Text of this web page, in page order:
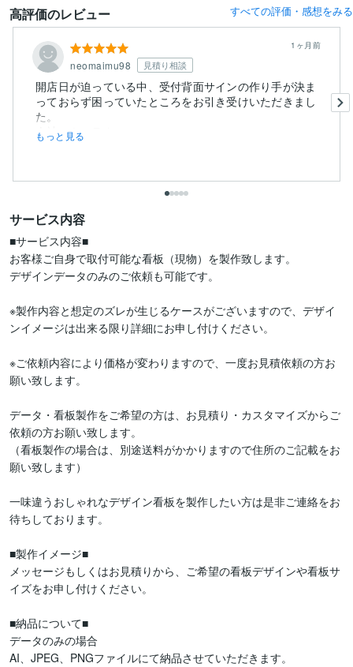
高評価のレビュー すべての評価・感想をみる
neomaimu98 見積り相談
1ヶ月前
開店日が迫っている中、受付背面サインの作り手が決ま
っておらず困っていたところをお引き受けいただきまし
た。
会社のキャラク...
もっと見る
サービス内容
■サービス内容■
お客様ご自身で取付可能な看板（現物）を製作致します。
デザインデータのみのご依頼も可能です。
※製作内容と想定のズレが生じるケースがございますので、デザイ
ンイメージは出来る限り詳細にお申し付けください。
※ご依頼内容により価格が変わりますので、一度お見積依頼の方お
願い致します。
データ・看板製作をご希望の方は、お見積り・カスタマイズからご
依頼の方お願い致します。
（看板製作の場合は、別途送料がかかりますので住所のご記載をお
願い致します）
一味違うおしゃれなデザイン看板を製作したい方は是非ご連絡をお
待ちしております。
■製作イメージ■
メッセージもしくはお見積りから、ご希望の看板デザインや看板サ
イズをお申し付けください。
■納品について■
データのみの場合
AI、JPEG、PNGファイルにて納品させていただきます。